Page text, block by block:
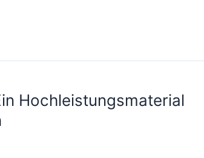
Hochleistungsmaterial